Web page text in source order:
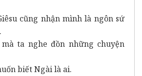
cũng nhận mình là ngôn sứ
ta nghe đồn những chuyện
biết Ngài là ai.